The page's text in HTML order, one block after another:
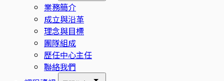
業務簡介
成立與沿革
理念與目標
團隊組成
歷任中心主任
聯絡我們